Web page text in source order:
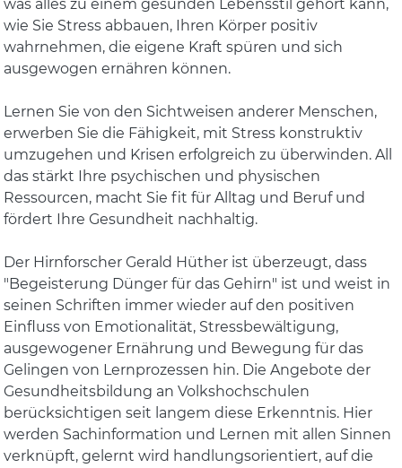
was alles zu einem gesunden Lebensstil gehört kann,
wie Sie Stress abbauen, Ihren Körper positiv
wahrnehmen, die eigene Kraft spüren und sich
ausgewogen ernähren können.
Lernen Sie von den Sichtweisen anderer Menschen,
erwerben Sie die Fähigkeit, mit Stress konstruktiv
umzugehen und Krisen erfolgreich zu überwinden. All
das stärkt Ihre psychischen und physischen
Ressourcen, macht Sie fit für Alltag und Beruf und
fördert Ihre Gesundheit nachhaltig.
Der Hirnforscher Gerald Hüther ist überzeugt, dass
"Begeisterung Dünger für das Gehirn" ist und weist in
seinen Schriften immer wieder auf den positiven
Einfluss von Emotionalität, Stressbewältigung,
ausgewogener Ernährung und Bewegung für das
Gelingen von Lernprozessen hin. Die Angebote der
Gesundheitsbildung an Volkshochschulen
berücksichtigen seit langem diese Erkenntnis. Hier
werden Sachinformation und Lernen mit allen Sinnen
verknüpft, gelernt wird handlungsorientiert, auf die